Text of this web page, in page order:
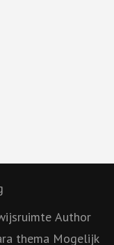
Author
thema Mogelijk